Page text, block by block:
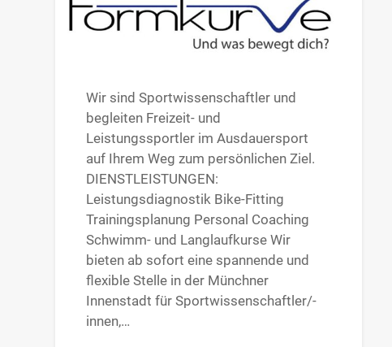
Wir sind Sportwissenschaftler und
begleiten Freizeit- und
Leistungssportler im Ausdauersport
auf Ihrem Weg zum persönlichen Ziel.
DIENSTLEISTUNGEN:
Leistungsdiagnostik Bike-Fitting
Trainingsplanung Personal Coaching
Schwimm- und Langlaufkurse Wir
bieten ab sofort eine spannende und
flexible Stelle in der Münchner
Innenstadt für Sportwissenschaftler/-
innen,…